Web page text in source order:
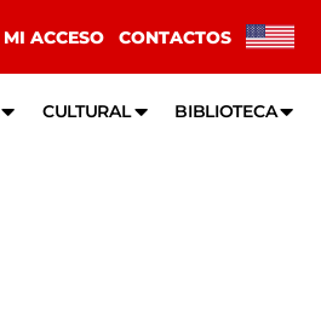
MI ACCESO CONTACTOS
CULTURAL BIBLIOTECA